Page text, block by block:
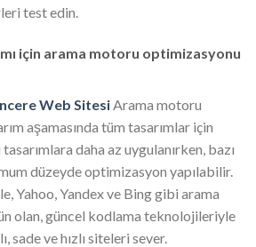
test edin.
için arama motoru optimizasyonu
Web SitesiArama motoru
aşamasında tüm tasarımlar için
daha az uygulanırken, bazı
düzeyde optimizasyon yapılabilir.
Yahoo, Yandex ve Bing gibi arama
olan, güncel kodlama teknolojileriyle
sade ve hızlı siteleri sever.